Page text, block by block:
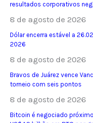
resultados corporativos
8 de agosto de 2026
Dólar encerra estável a
2026
8 de agosto de 2026
Bravos de Juárez vence
torneio com seis pontos
8 de agosto de 2026
Bitcoin é negociado